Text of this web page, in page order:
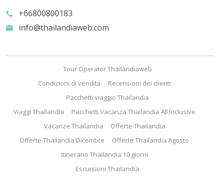
call +66800800183
email info@thailandiaweb.com
Tour Operator Thailandiaweb
Condizioni di vendita
Recensioni dei clienti
Pacchetti viaggio Thailandia
Viaggi Thailandia
Pacchetti Vacanza Thailandia All Inclusive
Vacanze Thailandia
Offerte Thailandia
Offerte Thailandia Dicembre
Offerte Thailandia Agosto
Itinerario Thailandia 10 giorni
Escursioni Thailandia